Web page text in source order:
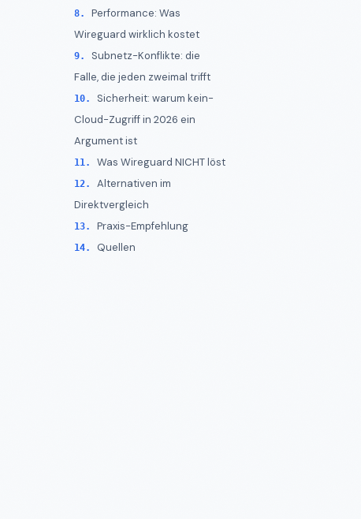
Performance: Was
Wireguard wirklich kostet
Subnetz-Konflikte: die
Falle, die jeden zweimal trifft
Sicherheit: warum kein-
Cloud-Zugriff in 2026 ein
Argument ist
Was Wireguard NICHT löst
Alternativen im
Direktvergleich
Praxis-Empfehlung
Quellen